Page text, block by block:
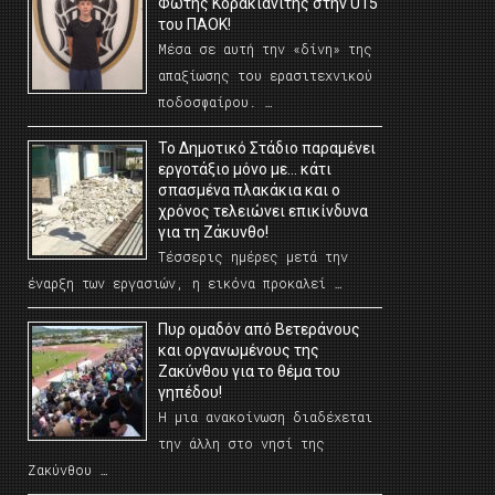
του ΠΑΟΚ!
Μέσα σε αυτή την «δίνη» της
απαξίωσης του ερασιτεχνικού
ποδοσφαίρου. …
Το Δημοτικό Στάδιο παραμένει
εργοτάξιο μόνο με… κάτι
σπασμένα πλακάκια και ο
χρόνος τελειώνει επικίνδυνα
για τη Ζάκυνθο!
Τέσσερις ημέρες μετά την
έναρξη των εργασιών, η εικόνα προκαλεί …
Πυρ ομαδόν από Βετεράνους
και οργανωμένους της
Ζακύνθου για το θέμα του
γηπέδου!
Η μια ανακοίνωση διαδέχεται
την άλλη στο νησί της
Ζακύνθου …